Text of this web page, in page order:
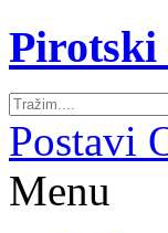
Pirotski
Postavi
Menu